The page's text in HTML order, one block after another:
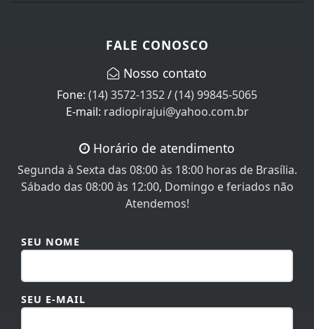
FALE CONOSCO
Nosso contato
Fone: (14) 3572-1352/(14) 99845-5065
E-mail: radiopirajui@yahoo.com.br
Horário de atendimento
Segunda à Sexta das 08:00 às 18:00 horas de Brasília.
Sábado das 08:00 às 12:00, Domingo e feriados não
Atendemos!
SEU NOME
SEU E-MAIL